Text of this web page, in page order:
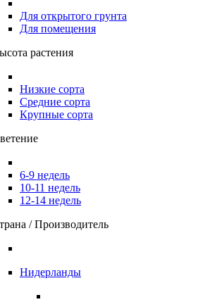
Для открытого грунта
Для помещения
растения
Низкие сорта
Средние сорта
Крупные сорта
6-9 недель
10-11 недель
12-14 недель
/ Производитель
Нидерланды